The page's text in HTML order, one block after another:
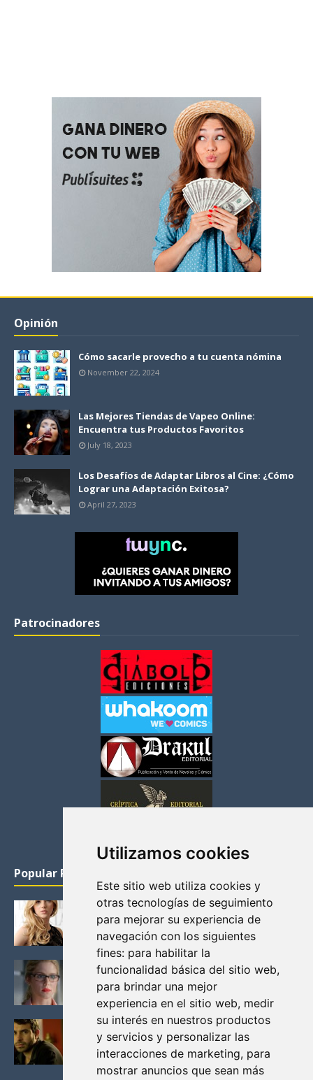
Utilizamos cookies
Este sitio web utiliza cookies y
otras tecnologías de seguimiento
para mejorar su experiencia de
navegación con los siguientes
fines: para habilitar la
funcionalidad básica del sitio web,
para brindar una mejor
experiencia en el sitio web, medir
su interés en nuestros productos
y servicios y personalizar las
interacciones de marketing, para
mostrar anuncios que sean más
Opinión
Cómo sacarle provecho a tu cuenta nómina
November 22, 2024
Las Mejores Tiendas de Vapeo Online:
Encuentra tus Productos Favoritos
July 18, 2023
Los Desafíos de Adaptar Libros al Cine: ¿Cómo
Lograr una Adaptación Exitosa?
April 27, 2023
Patrocinadores
Popular Posts
KATHERYN WINNICK: LA ACTRIZ MAS GUAPA DE
VIKINGOS
Junio 14, 2013
FELICITY (EMILY BETT RICKARDS), LAS FOTOS
MAS BONITAS DE LA ALIADA DE ARROW
Noviembre 30, 2013
BLACK MIRROR: TODA TU HISTORIA. EPISODIO 3.
LA CRITICA
Mayo 17, 2012